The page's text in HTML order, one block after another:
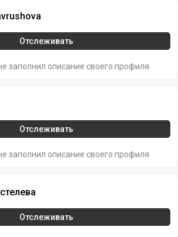
Отслеживать
заполнил описание своего профиля
Отслеживать
заполнил описание своего профиля
Отслеживать